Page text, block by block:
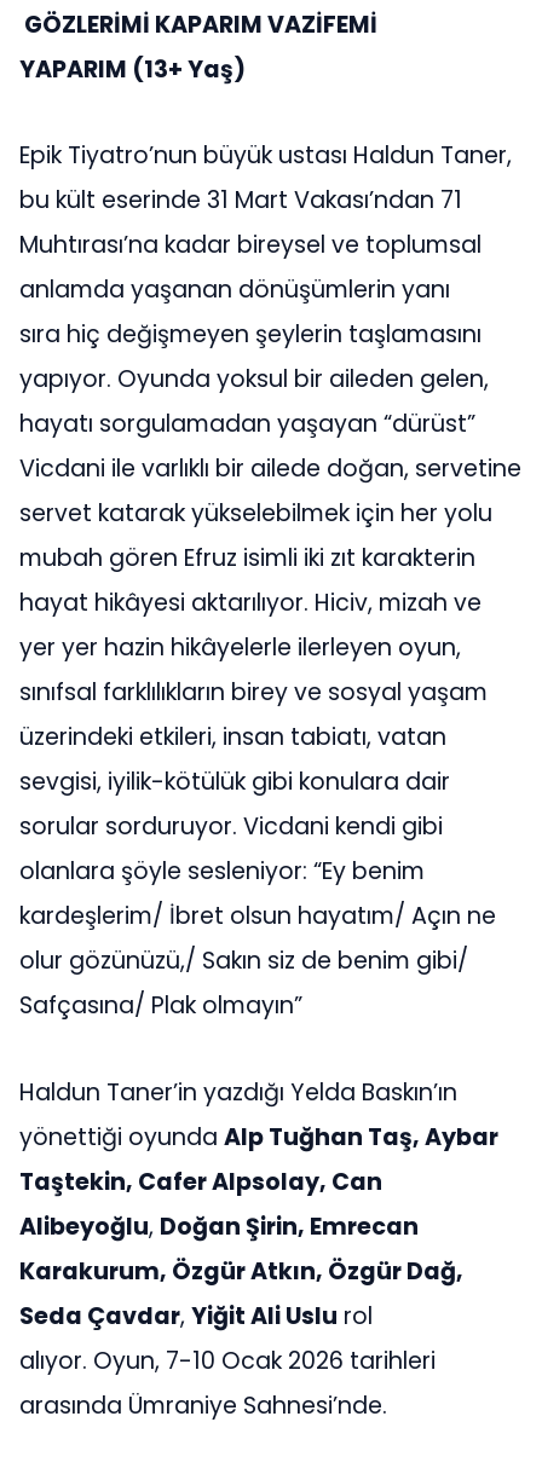
GÖZLERİMİ KAPARIM VAZİFEMİ
YAPARIM (13+ Yaş)
Epik Tiyatro’nun büyük ustası Haldun Taner,
bu kült eserinde 31 Mart Vakası’ndan 71
Muhtırası’na kadar bireysel ve toplumsal
anlamda yaşanan dönüşümlerin yanı
sıra hiç değişmeyen şeylerin taşlamasını
yapıyor. Oyunda yoksul bir aileden gelen,
hayatı sorgulamadan yaşayan “dürüst”
Vicdani ile varlıklı bir ailede doğan, servetine
servet katarak yükselebilmek için her yolu
mubah gören Efruz isimli iki zıt karakterin
hayat hikâyesi aktarılıyor. Hiciv, mizah ve
yer yer hazin hikâyelerle ilerleyen oyun,
sınıfsal farklılıkların birey ve sosyal yaşam
üzerindeki etkileri, insan tabiatı, vatan
sevgisi, iyilik-kötülük gibi konulara dair
sorular sorduruyor. Vicdani kendi gibi
olanlara şöyle sesleniyor: “Ey benim
kardeşlerim/ İbret olsun hayatım/ Açın ne
olur gözünüzü,/ Sakın siz de benim gibi/
Safçasına/ Plak olmayın”
Haldun Taner’in yazdığı Yelda Baskın’ın
yönettiği oyunda Alp Tuğhan Taş, Aybar
Taştekin, Cafer Alpsolay, Can
Alibeyoğlu, Doğan Şirin, Emrecan
Karakurum, Özgür Atkın, Özgür Dağ,
Seda Çavdar, Yiğit Ali Uslu rol
alıyor. Oyun, 7-10 Ocak 2026 tarihleri
arasında Ümraniye Sahnesi’nde.